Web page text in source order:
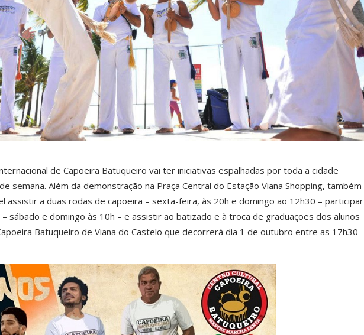
de Capoeira Batuqueiro vai ter iniciativas espalhadas por toda a cidade
semana. Além da demonstração na Praça Central do Estação Viana Shopping, também
assistir a duas rodas de capoeira – sexta-feira, às 20h e domingo ao 12h30 – participar
– sábado e domingo às 10h – e assistir ao batizado e à troca de graduações dos alunos
Batuqueiro de Viana do Castelo que decorrerá dia 1 de outubro entre as 17h30